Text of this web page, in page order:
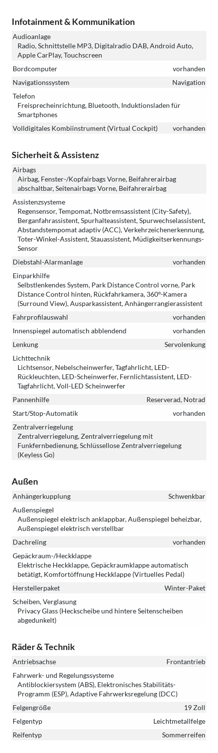
Infotainment & Kommunikation
Audioanlage
Radio, Schnittstelle MP3, Digitalradio DAB, Android Auto,
Apple CarPlay, Touchscreen
Bordcomputer
vorhanden
Navigationssystem
Navigation
Telefon
Freisprecheinrichtung, Bluetooth, Induktionsladen für
Smartphones
Volldigitales Kombiinstrument (Virtual Cockpit)
vorhanden
Sicherheit & Assistenz
Airbags
Airbag, Fenster-/Kopfairbags Vorne, Beifahrerairbag
abschaltbar, Seitenairbags Vorne, Beifahrerairbag
Assistenzsysteme
Regensensor, Tempomat, Notbremsassistent (City-Safety),
Berganfahrassistent, Spurhalteassistent, Spurwechselassistent,
Abstandstempomat adaptiv (ACC), Verkehrzeichenerkennung,
Toter-Winkel-Assistent, Stauassistent, Müdigkeitserkennungs-
Sensor
Diebstahl-Alarmanlage
vorhanden
Einparkhilfe
Selbstlenkendes System, Park Distance Control vorne, Park
Distance Control hinten, Rückfahrkamera, 360°-Kamera
(Surround View), Ausparkassistent, Anhängerrangierassistent
Fahrprofilauswahl
vorhanden
Innenspiegel automatisch abblendend
vorhanden
Lenkung
Servolenkung
Lichttechnik
Lichtsensor, Nebelscheinwerfer, Tagfahrlicht, LED-
Rückleuchten, LED-Scheinwerfer, Fernlichtassistent, LED-
Tagfahrlicht, Voll-LED Scheinwerfer
Pannenhilfe
Reserverad, Notrad
Start/Stop-Automatik
vorhanden
Zentralverriegelung
Zentralverriegelung, Zentralverriegelung mit
Funkfernbedienung, Schlüssellose Zentralverriegelung
(Keyless Go)
Außen
Anhängerkupplung
Schwenkbar
Außenspiegel
Außenspiegel elektrisch anklappbar, Außenspiegel beheizbar,
Außenspiegel elektrisch verstellbar
Dachreling
vorhanden
Gepäckraum-/Heckklappe
Elektrische Heckklappe, Gepäckraumklappe automatisch
betätigt, Komfortöffnung Heckklappe (Virtuelles Pedal)
Herstellerpaket
Winter-Paket
Scheiben, Verglasung
Privacy Glass (Heckscheibe und hintere Seitenscheiben
abgedunkelt)
Räder & Technik
Antriebsachse
Frontantrieb
Fahrwerk- und Regelungssysteme
Antiblockiersystem (ABS), Elektronisches Stabilitäts-
Programm (ESP), Adaptive Fahrwerksregelung (DCC)
Felgengröße
19 Zoll
Felgentyp
Leichtmetallfelge
Reifentyp
Sommerreifen